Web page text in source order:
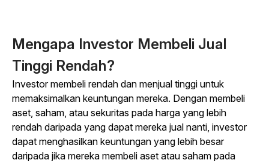
Mengapa Investor Membeli Jual
Tinggi Rendah?
Investor membeli rendah dan menjual tinggi untuk
memaksimalkan keuntungan mereka. Dengan membeli
aset, saham, atau sekuritas pada harga yang lebih
rendah daripada yang dapat mereka jual nanti, investor
dapat menghasilkan keuntungan yang lebih besar
daripada jika mereka membeli aset atau saham pada